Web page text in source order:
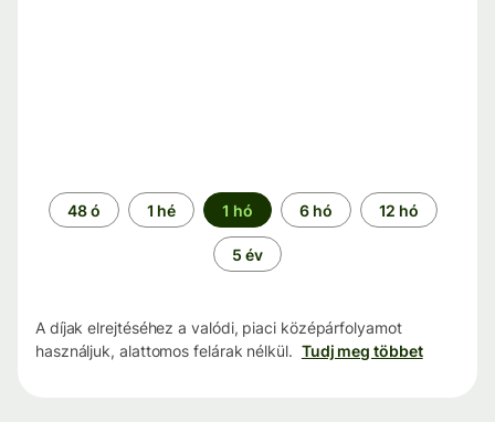
Időszak
48 ó 1 hé 1 hó 6 hó 12 hó
5 év
A díjak elrejtéséhez a valódi, piaci középárfolyamot
használjuk, alattomos felárak nélkül. Tudj meg többet